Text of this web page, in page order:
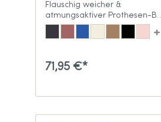
Flauschig weicher &
atmungsaktiver Prothesen-BH
aus Jacquard-Material
71,95 €*